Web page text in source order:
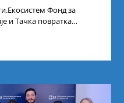
Фонд за
и Тачка повратка